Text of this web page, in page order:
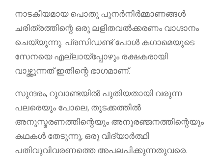
നാടകീയമായ പൊതു പുനർനിർമ്മാണങ്ങൾ
ചരിത്രത്തിന്റെ ഒരു ലളിതവൽക്കരണം വാഗ്ദാനം
ചെയ്യുന്നു. പ്രസിഡണ്ട് പോൾ കഗാമെയുടെ
സേനയെ എല്ലായ്‌പ്പോഴും രക്ഷകരായി
വാഴ്ത്തുന്നത് ഇതിന്റെ ഭാഗമാണ്.
സുന്ദരം, റുവാണ്ടയിൽ പുതിയതായി വരുന്ന
പലരെയും പോലെ, തുടക്കത്തിൽ
അനുസ്മരണത്തിന്റെയും അനുരഞ്ജനത്തിന്റെയും
കഥകൾ തേടുന്നു, ഒരു വിദ്യാർത്ഥി
പതിവുവിവരണത്തെ അപലപിക്കുന്നതുവരെ.